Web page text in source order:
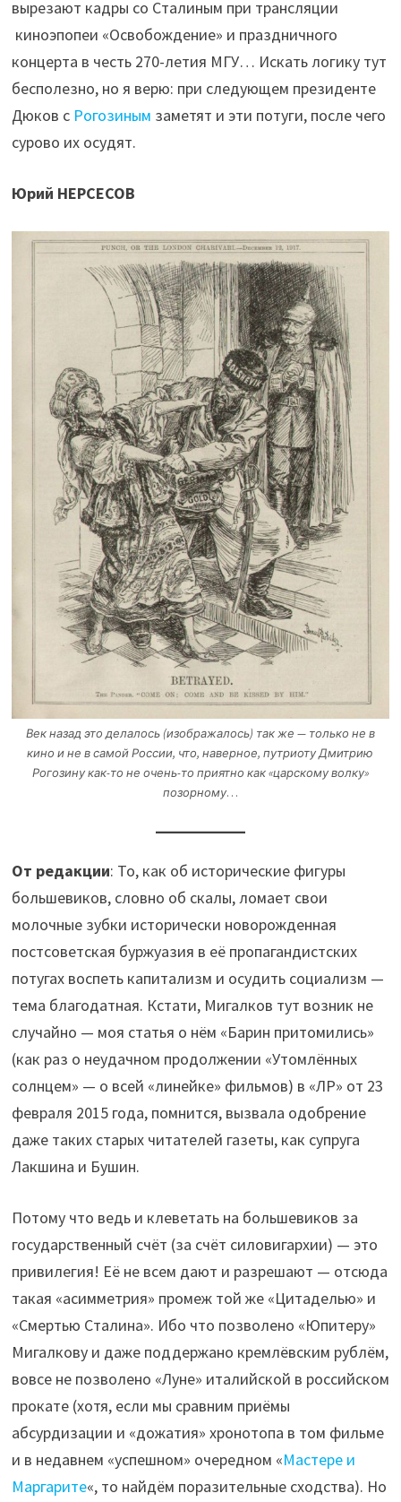
вырезают кадры со Сталиным при трансляции
киноэпопеи «Освобождение» и праздничного
концерта в честь 270-летия МГУ… Искать логику тут
бесполезно, но я верю: при следующем президенте
Дюков с Рогозиным заметят и эти потуги, после чего
сурово их осудят.
Юрий НЕРСЕСОВ
Век назад это делалось (изображалось) так же — только не в
кино и не в самой России, что, наверное, путриоту Дмитрию
Рогозину как-то не очень-то приятно как «царскому волку»
позорному…
От редакции: То, как об исторические фигуры
большевиков, словно об скалы, ломает свои
молочные зубки исторически новорожденная
постсоветская буржуазия в её пропагандистских
потугах воспеть капитализм и осудить социализм —
тема благодатная. Кстати, Мигалков тут возник не
случайно — моя статья о нём «Барин притомились»
(как раз о неудачном продолжении «Утомлённых
солнцем» — о всей «линейке» фильмов) в «ЛР» от 23
февраля 2015 года, помнится, вызвала одобрение
даже таких старых читателей газеты, как супруга
Лакшина и Бушин.
Потому что ведь и клеветать на большевиков за
государственный счёт (за счёт силовигархии) — это
привилегия! Её не всем дают и разрешают — отсюда
такая «асимметрия» промеж той же «Цитаделью» и
«Смертью Сталина». Ибо что позволено «Юпитеру»
Мигалкову и даже поддержано кремлёвским рублём,
вовсе не позволено «Луне» италийской в российском
прокате (хотя, если мы сравним приёмы
абсурдизации и «дожатия» хронотопа в том фильме
и в недавнем «успешном» очередном «Мастере и
Маргарите«, то найдём поразительные сходства). Но